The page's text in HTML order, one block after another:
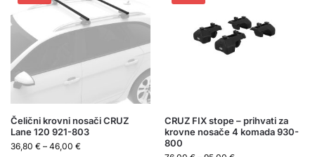
Čelični krovni nosači CRUZ
Lane 120 921-803
36,80 € – 46,00 €
CRUZ FIX stope – prihvati za
krovne nosače 4 komada 930-
800